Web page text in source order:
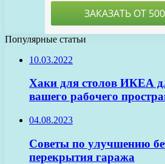
Популярные статьи
10.03.2022
Хаки для столов ИКЕА
вашего рабочего
04.08.2023
Советы по улучшению
перекрытия гаража